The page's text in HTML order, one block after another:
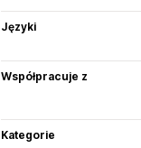
Języki
Współpracuje z
Kategorie